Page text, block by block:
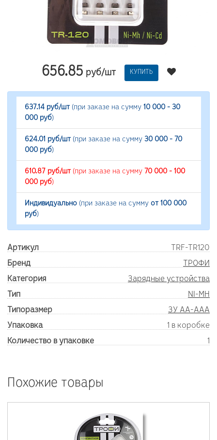
656.85 руб/шт КУПИТЬ
637.14 руб/шт(при заказе на сумму 10 000 - 30
000 руб)
624.01 руб/шт(при заказе на сумму 30 000 - 70
000 руб)
610.87 руб/шт(при заказе на сумму 70 000 - 100
000 руб)
Индивидуально (при заказе на сумму от 100 000
руб)
Артикул
TRF-TR120
Бренд
ТРОФИ
Категория
Зарядные устройства
Тип
NI-MH
Типоразмер
ЗУ AA-AAA
Упаковка
1 в коробке
Количество в упаковке
1
Похожие товары